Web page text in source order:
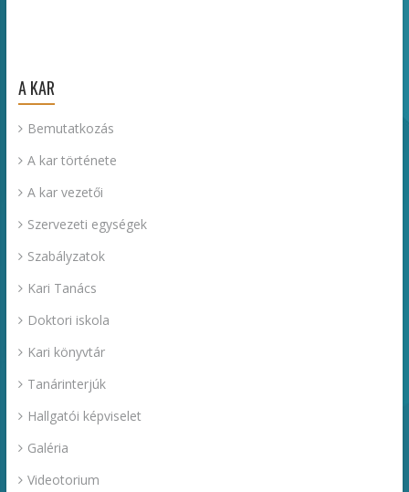
A KAR
Bemutatkozás
A kar története
A kar vezetői
Szervezeti egységek
Szabályzatok
Kari Tanács
Doktori iskola
Kari könyvtár
Tanárinterjúk
Hallgatói képviselet
Galéria
Videotorium